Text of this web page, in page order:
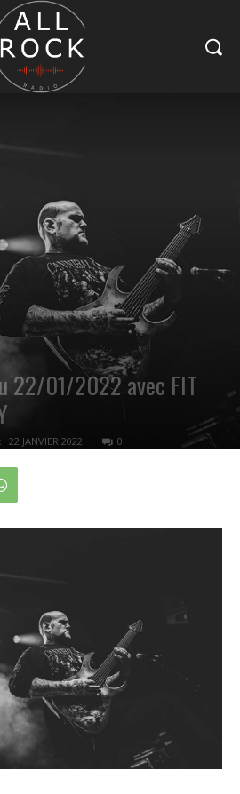
22/01/2022 avec FIT
22 JANVIER 2022 0